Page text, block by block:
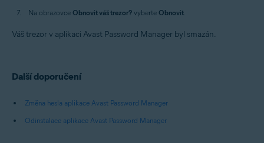
Na obrazovce Obnovit váš trezor? vyberte Obnovit.
Váš trezor v aplikaci Avast Password Manager byl smazán.
Další doporučení
Změna hesla aplikace Avast Password Manager
Odinstalace aplikace Avast Password Manager